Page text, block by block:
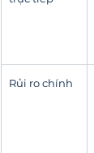
Rủi ro chính